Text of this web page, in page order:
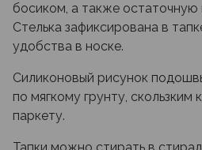
босиком, а также остаточную
Стелька зафиксирована в
удобства в носке.
Силиконовый рисунок
по мягкому грунту, скользким
паркету.